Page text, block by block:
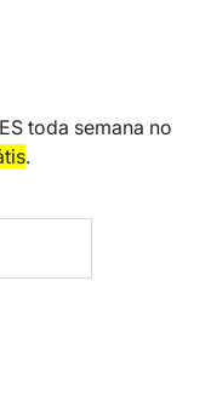
toda semana no
.